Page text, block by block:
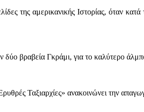
της αμερικανικής Ιστορίας, όταν
δύο βραβεία Γκράμι, για το καλύτερο
Ταξιαρχίες» ανακοινώνει την